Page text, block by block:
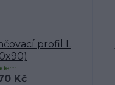
profil L
Kč